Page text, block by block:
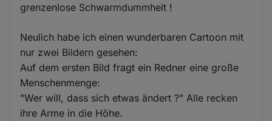
grenzenlose Schwarmdummheit !
Neulich habe ich einen wunderbaren Cartoon mit
nur zwei Bildern gesehen:
Auf dem ersten Bild fragt ein Redner eine große
Menschenmenge:
"Wer will, dass sich etwas ändert ?" Alle recken
ihre Arme in die Höhe.